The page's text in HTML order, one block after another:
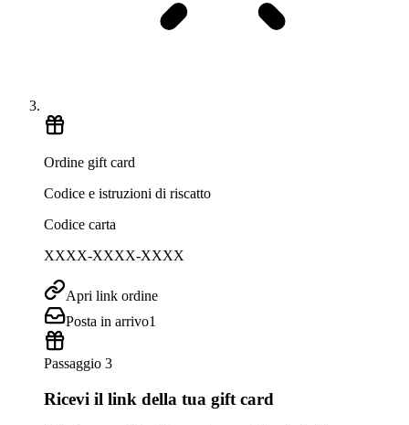
Ordine gift card
Codice e istruzioni di riscatto
Codice carta
XXXX-XXXX-XXXX
Apri link ordine
Posta in arrivo1
Passaggio 3
Ricevi il link della tua gift card